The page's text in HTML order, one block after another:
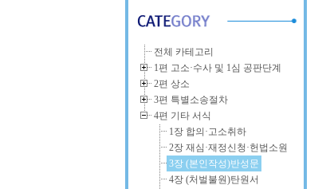
전체 카테고리
1편 고소·수사 및 1심 공판단계
2편 상소
3편 특별소송절차
4편 기타 서식
1장 합의·고소취하
2장 재심·재정신청·헌법소원
3장 (본인작성)반성문
4장 (처벌불원)탄원서